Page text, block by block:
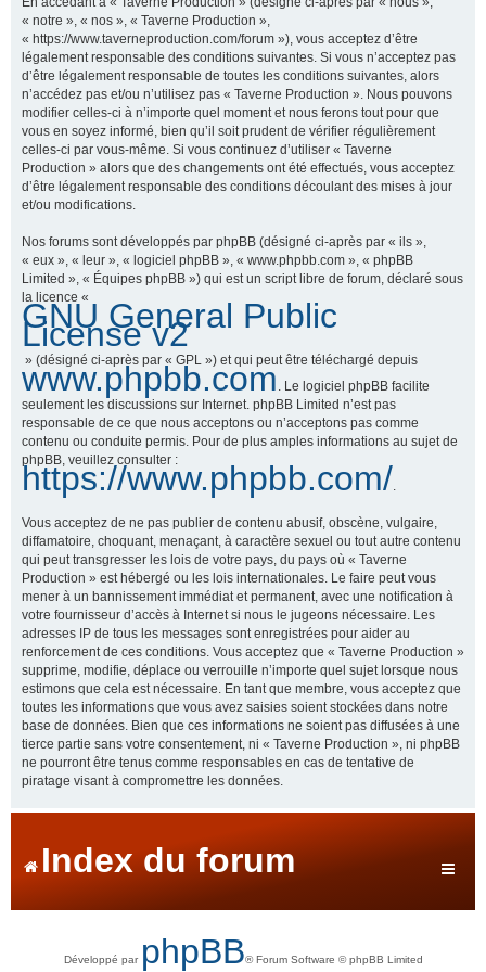
« notre », « nos », « Taverne Production »,
« https://www.taverneproduction.com/forum »), vous acceptez d’être
légalement responsable des conditions suivantes. Si vous n’acceptez pas
d’être légalement responsable de toutes les conditions suivantes, alors
n’accédez pas et/ou n’utilisez pas « Taverne Production ». Nous pouvons
modifier celles-ci à n’importe quel moment et nous ferons tout pour que
vous en soyez informé, bien qu’il soit prudent de vérifier régulièrement
celles-ci par vous-même. Si vous continuez d’utiliser « Taverne
Production » alors que des changements ont été effectués, vous acceptez
d’être légalement responsable des conditions découlant des mises à jour
et/ou modifications.
Nos forums sont développés par phpBB (désigné ci-après par « ils »,
« eux », « leur », « logiciel phpBB », « www.phpbb.com », « phpBB
Limited », « Équipes phpBB ») qui est un script libre de forum, déclaré sous
la licence «
GNU General Public
License v2
» (désigné ci-après par « GPL ») et qui peut être téléchargé depuis
www.phpbb.com
. Le logiciel phpBB facilite
seulement les discussions sur Internet. phpBB Limited n’est pas
responsable de ce que nous acceptons ou n’acceptons pas comme
contenu ou conduite permis. Pour de plus amples informations au sujet de
phpBB, veuillez consulter :
https://www.phpbb.com/
Vous acceptez de ne pas publier de contenu abusif, obscène, vulgaire,
diffamatoire, choquant, menaçant, à caractère sexuel ou tout autre contenu
qui peut transgresser les lois de votre pays, du pays où « Taverne
Production » est hébergé ou les lois internationales. Le faire peut vous
mener à un bannissement immédiat et permanent, avec une notification à
votre fournisseur d’accès à Internet si nous le jugeons nécessaire. Les
adresses IP de tous les messages sont enregistrées pour aider au
renforcement de ces conditions. Vous acceptez que « Taverne Production »
supprime, modifie, déplace ou verrouille n’importe quel sujet lorsque nous
estimons que cela est nécessaire. En tant que membre, vous acceptez que
toutes les informations que vous avez saisies soient stockées dans notre
base de données. Bien que ces informations ne soient pas diffusées à une
tierce partie sans votre consentement, ni « Taverne Production », ni phpBB
ne pourront être tenus comme responsables en cas de tentative de
piratage visant à compromettre les données.
Index du forum
Développé par phpBB® Forum Software © phpBB Limited